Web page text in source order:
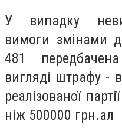
У випадку
вимоги змінами
481
вигляді штрафу - в
реалізованої
ніж 500000 грн.ал